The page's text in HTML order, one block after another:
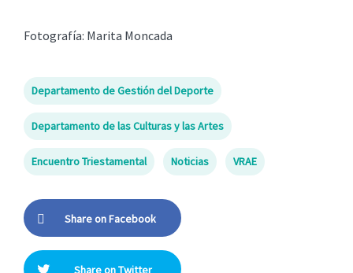
Fotografía: Marita Moncada
Departamento de Gestión del Deporte
Departamento de las Culturas y las Artes
Encuentro Triestamental Noticias VRAE
Share on Facebook
Share on Twitter